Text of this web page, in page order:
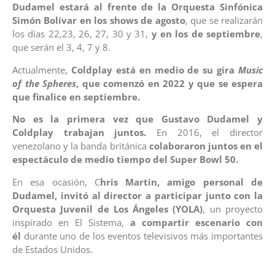
Dudamel estará al frente de la Orquesta Sinfónica
Simón Bolívar en los shows de agosto, que se realizarán
los días 22,23, 26, 27, 30 y 31, y en los de septiembre,
que serán el 3, 4, 7 y 8.
Actualmente, Coldplay está en medio de su gira Music
of the Spheres, que comenzó en 2022 y que se espera
que finalice en septiembre.
No es la primera vez que Gustavo Dudamel y
Coldplay trabajan juntos. En 2016, el director
venezolano y la banda británica colaboraron juntos en el
espectáculo de medio tiempo del Super Bowl 50.
En esa ocasión, Chris Martin, amigo personal de
Dudamel, invitó al director a participar junto con la
Orquesta Juvenil de Los Ángeles (YOLA), un proyecto
inspirado en El Sistema, a compartir escenario con
él durante uno de los eventos televisivos más importantes
de Estados Unidos.